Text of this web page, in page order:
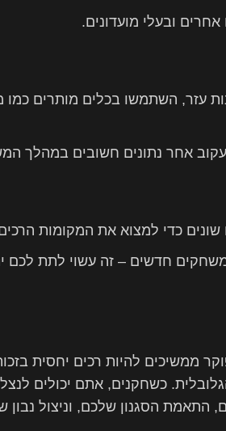
ובעלי מועדונים.
עזר, השתמשו בכלים מותרים כמו
אחר נתונים חשובים במהלך
שונים כדי למצוא את המקומות
חדשים – זה עשוי לתת לכם
ממשיכים להיות רכים יחסית
כשחקנים, אתם יכולים
התאמת הסגנון שלכם, וניצול נבון